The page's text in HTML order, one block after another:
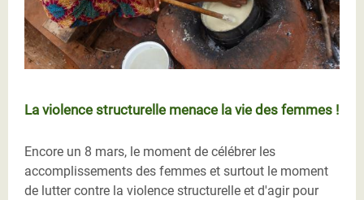
La violence structurelle menace la vie des femmes !
Encore un 8 mars, le moment de célébrer les
accomplissements des femmes et surtout le moment
de lutter contre la violence structurelle et d'agir pour